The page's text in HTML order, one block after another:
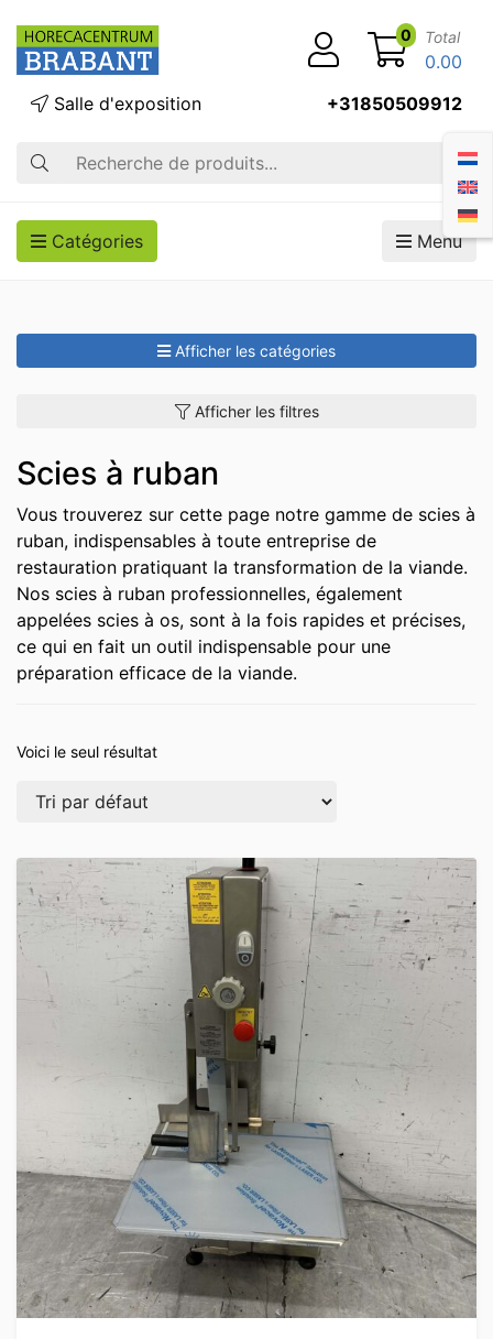
Recherche
Salle d'exposition +31850509912
0 Total
0.00
Catégories Menu
Afficher les catégories
Afficher les filtres
Scies à ruban
Vous trouverez sur cette page notre gamme de scies à
ruban, indispensables à toute entreprise de
restauration pratiquant la transformation de la viande.
Nos scies à ruban professionnelles, également
appelées scies à os, sont à la fois rapides et précises,
ce qui en fait un outil indispensable pour une
préparation efficace de la viande.
Voici le seul résultat